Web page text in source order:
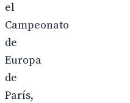
el
Campeonato
de
Europa
de
París,